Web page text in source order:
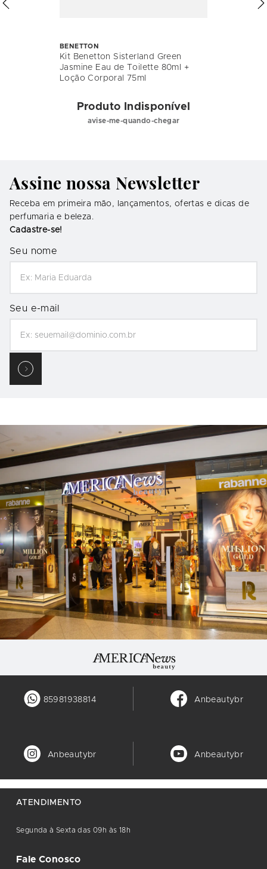
BENETTON
Kit Benetton Sisterland Green
Jasmine Eau de Toilette 80ml +
Loção Corporal 75ml
Produto Indisponível
avise-me-quando-chegar
Assine nossa Newsletter
Receba em primeira mão, lançamentos, ofertas e dicas de
perfumaria e beleza.
Cadastre-se!
Seu nome
Seu e-mail
85981938814 Anbeautybr
Anbeautybr Anbeautybr
ATENDIMENTO
Segunda à Sexta das 09h às 18h
Fale Conosco